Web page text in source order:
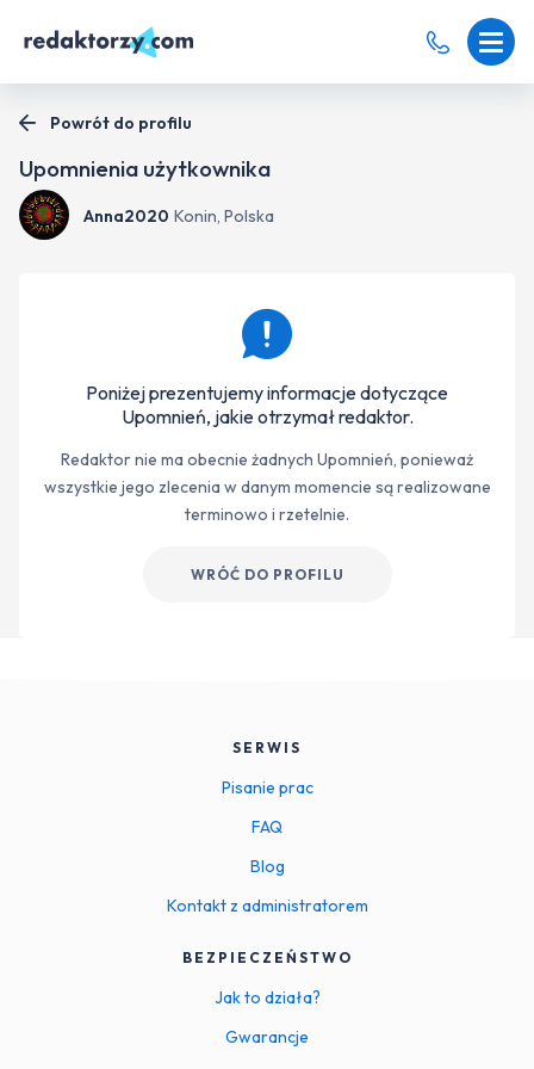
Upomnienia użytkownika
Anna2020 Konin, Polska
Powrót do profilu
Poniżej prezentujemy informacje dotyczące
Upomnień, jakie otrzymał redaktor.
Redaktor nie ma obecnie żadnych Upomnień, ponieważ
wszystkie jego zlecenia w danym momencie są realizowane
terminowo i rzetelnie.
WRÓĆ DO PROFILU
SERWIS
Pisanie prac
FAQ
Blog
Kontakt z administratorem
BEZPIECZEŃSTWO
Jak to działa?
Gwarancje